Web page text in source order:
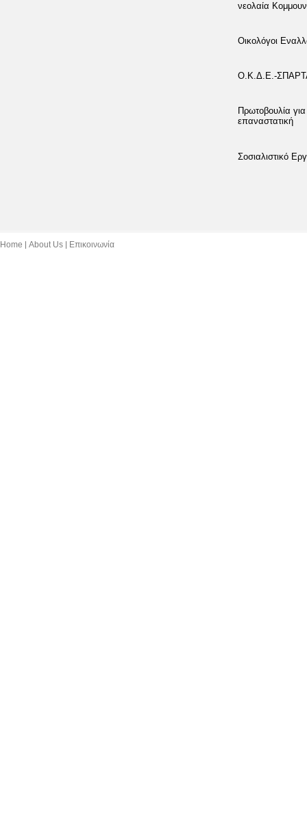
νεολαία
Οικολόγοι
Ο.Κ.Δ.Ε.-
Πρωτοβουλία
επαναστατική
Σοσιαλιστικό
Home About Us Επικοινωνία